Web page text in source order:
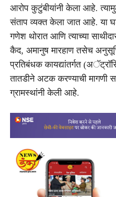
आरोप कुटुंबीयांनी केला आहे. त्यामुळे
संताप व्यक्त केला जात आहे. या
गणेश थोरात आणि त्याच्या
कैद, अमानुष मारहाण तसेच
प्रतिबंधक कायद्यांतर्गत
तातडीने अटक करण्याची मागणी
ग्रामस्थांनी केली आहे.